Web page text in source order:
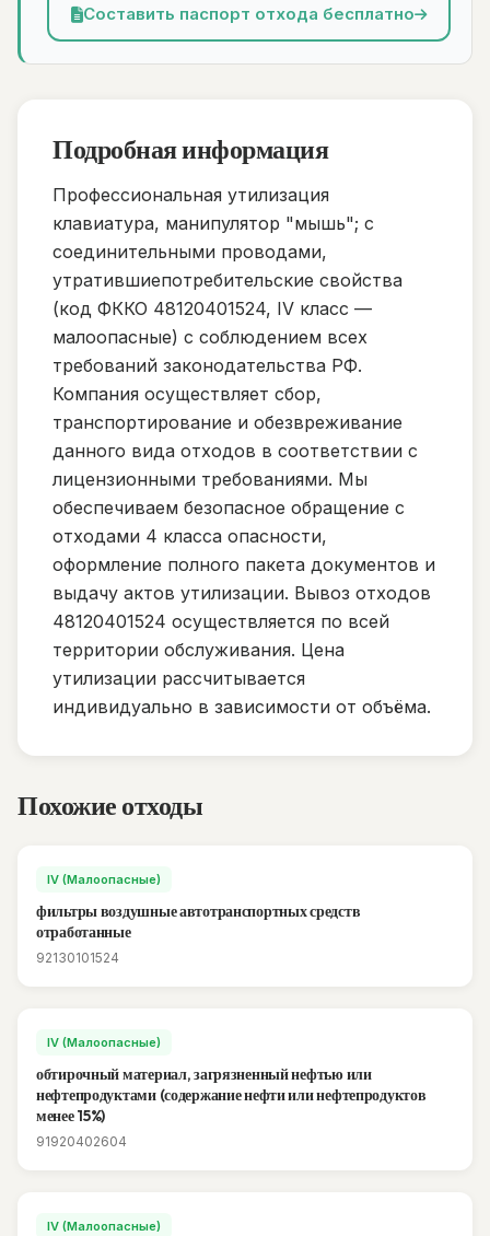
Составить паспорт отхода бесплатно
Подробная информация
Профессиональная утилизация
клавиатура, манипулятор "мышь"; с
соединительными проводами,
утратившиепотребительские свойства
(код ФККО 48120401524, IV класс —
малоопасные) с соблюдением всех
требований законодательства РФ.
Компания осуществляет сбор,
транспортирование и обезвреживание
данного вида отходов в соответствии с
лицензионными требованиями. Мы
обеспечиваем безопасное обращение с
отходами 4 класса опасности,
оформление полного пакета документов и
выдачу актов утилизации. Вывоз отходов
48120401524 осуществляется по всей
территории обслуживания. Цена
утилизации рассчитывается
индивидуально в зависимости от объёма.
Похожие отходы
IV (Малоопасные)
фильтры воздушные автотранспортных средств
отработанные
92130101524
IV (Малоопасные)
обтирочный материал, загрязненный нефтью или
нефтепродуктами (содержание нефти или нефтепродуктов
менее 15%)
91920402604
IV (Малоопасные)